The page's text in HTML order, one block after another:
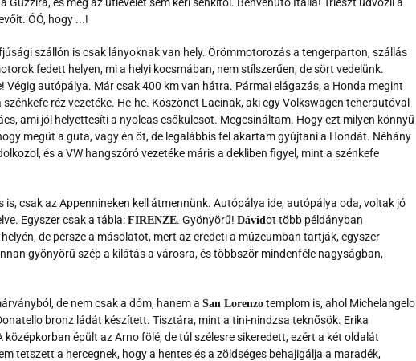
ÓÓ, hogy ...!
szállón is csak lányoknak van hely. Örömmotorozás a tengerparton, szállás
fedett helyen, mi a helyi kocsmában, nem stílszerűen, de sört vedelünk.
Végig autópálya. Már csak 400 km van hátra. Pármai elágazás, a Honda megint
réz vezetéke. He-he. Köszönet Lacinak, aki egy Volkswagen teherautóval
ami jól helyettesíti a nyolcas csőkulcsot. Megcsináltam. Hogy ezt milyen könnyű
megüt a guta, vagy én őt, de legalábbis fel akartam gyújtani a Hondát. Néhány
és a VW hangszóró vezetéke máris a dekliben figyel, mint a szénkefe
is, csak az Appennineken kell átmennünk. Autópálya ide, autópálya oda, voltak jó
Egyszer csak a tábla: FIRENZE. Gyönyörű! Dávidot több példányban
de persze a másolatot, mert az eredeti a múzeumban tartják, egyszer
gyönyörű szép a kilátás a városra, és többször mindenféle nagyságban,
de nem csak a dóm, hanem a San Lorenzo templom is, ahol Michelangelo
bronz ládát készített. Tisztára, mint a tini-nindzsa teknősök. Erika
középkorban épült az Arno fölé, de túl szélesre sikeredett, ezért a két oldalát
tetszett a hercegnek, hogy a hentes és a zöldséges behajigálja a maradék,